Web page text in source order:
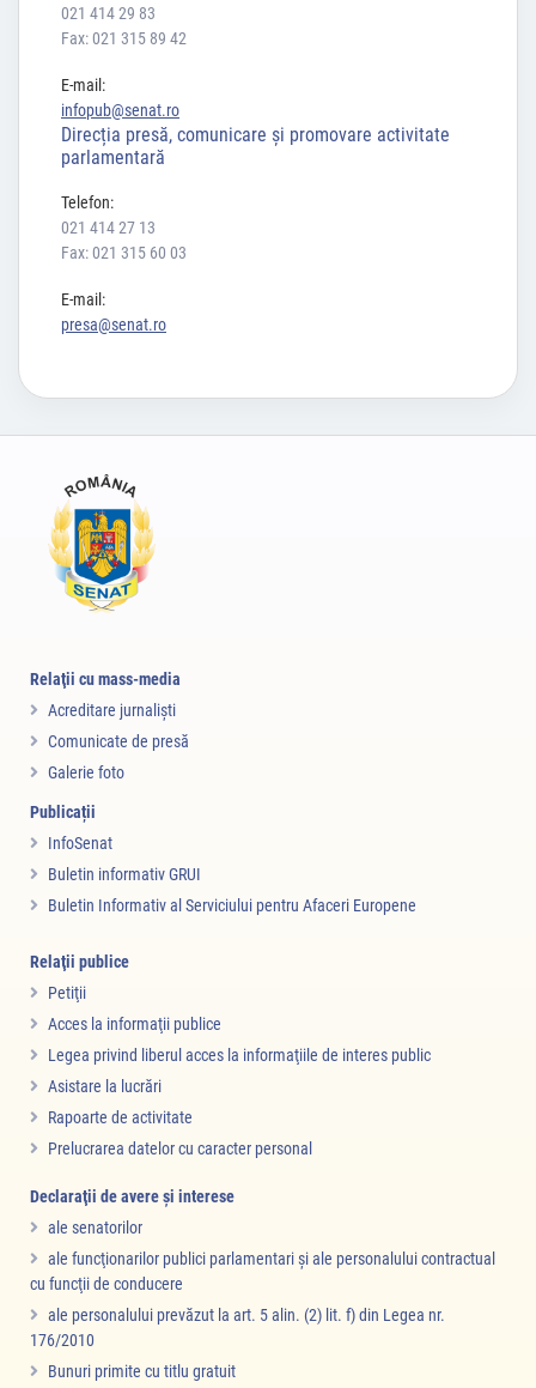
021 414 29 83
Fax: 021 315 89 42
E-mail:
infopub@senat.ro
Direcția presă, comunicare și promovare activitate
parlamentară
Telefon:
021 414 27 13
Fax: 021 315 60 03
E-mail:
presa@senat.ro
Relaţii cu mass-media
Acreditare jurnalişti
Comunicate de presă
Galerie foto
Publicații
InfoSenat
Buletin informativ GRUI
Buletin Informativ al Serviciului pentru Afaceri Europene
Relaţii publice
Petiţii
Acces la informaţii publice
Legea privind liberul acces la informaţiile de interes public
Asistare la lucrări
Rapoarte de activitate
Prelucrarea datelor cu caracter personal
Declaraţii de avere şi interese
ale senatorilor
ale funcţionarilor publici parlamentari şi ale personalului contractual
cu funcţii de conducere
ale personalului prevăzut la art. 5 alin. (2) lit. f) din Legea nr.
176/2010
Bunuri primite cu titlu gratuit